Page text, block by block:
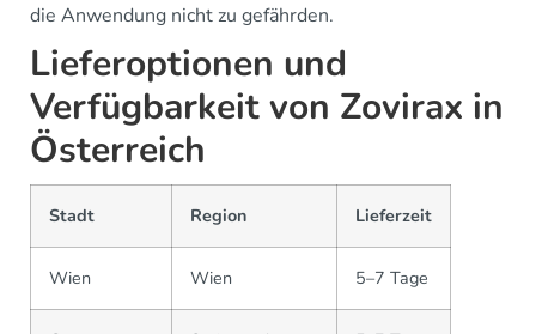
die Anwendung nicht zu gefährden.
Lieferoptionen und
Verfügbarkeit von Zovirax in
Österreich
Stadt Region Lieferzeit
Wien Wien 5–7 Tage